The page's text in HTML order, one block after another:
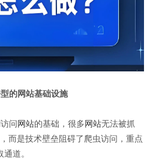
的网站基础设施
问 网站的基础，很多 网站无法被抓
而是技术壁垒阻碍了爬虫访问，重点
道。